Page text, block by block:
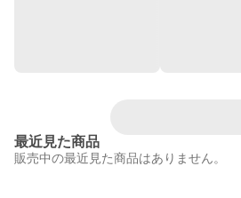
最近見た商品
販売中の最近見た商品はありません。